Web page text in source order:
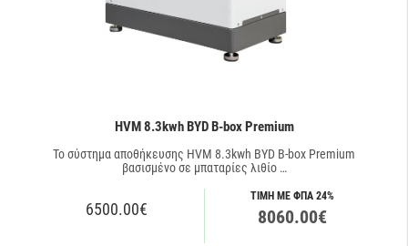
HVM 8.3kwh BYD B-box Premium
Το σύστημα αποθήκευσης HVM 8.3kwh BYD B-box Premium
βασισμένο σε μπαταρίες λιθίο …
6500.00€
ΤΙΜΗ ΜΕ ΦΠΑ 24%
8060.00€